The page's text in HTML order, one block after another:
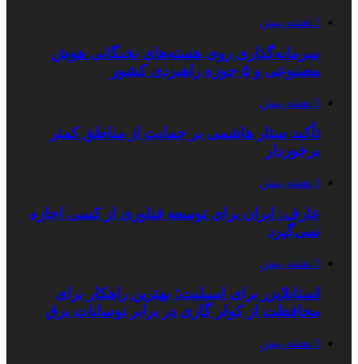
2 هفته پیش
سرمایه‌گذاری روی هسته‌های نخبگانی هوش
مصنوعی و ۵ حوزه راهبردی کشور
3 هفته پیش
تأکید ستار هاشمی بر حمایت از مناطق کمتر
برخوردار
3 هفته پیش
عارف: ایران برای توسعه فناوری از کسی اجازه
نمی‌گیرد
3 هفته پیش
استابلایزر برای اسپلیت؛ بهترین راهکار برای
محافظت از کولر گازی در برابر نوسانات برق
3 هفته پیش